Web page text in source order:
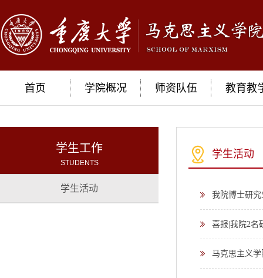
首页 学院概况 师资队伍 教育教
学生工作
STUDENTS
学生活动
学生活动
我院博士研
喜报|我院2名
马克思主义